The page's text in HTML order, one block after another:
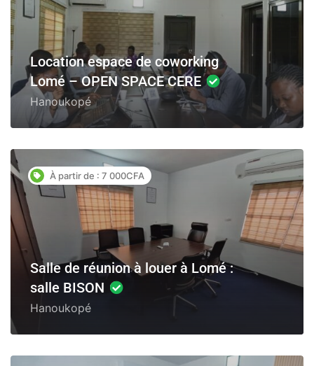
Location espace de coworking
Lomé – OPEN SPACE CERE
Hanoukopé
À partir de : 7 000CFA
Salle de réunion à louer à Lomé :
salle BISON
Hanoukopé